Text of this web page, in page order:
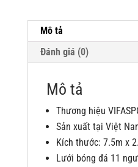
Mô tả
Đánh giá (0)
Mô tả
Thương hiệu
Sản xuất tại Việt
Kích thước: 7.5m x
Lưới bóng đá 11